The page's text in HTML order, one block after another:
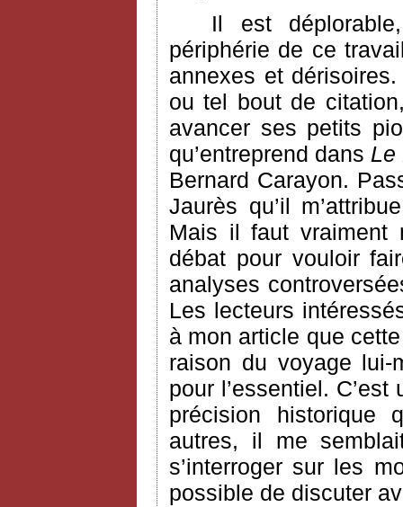
Il est
périphérie de ce
annexes et
ou tel bout de
avancer ses petits
qu’entreprend dans Le
Bernard Carayon.
Jaurès qu’il
Mais il faut vraiment
débat pour vouloir
analyses
Les lecteurs
à mon article que
raison du voyage
pour l’essentiel.
précision historique
autres, il me
s’interroger sur les
possible de discuter